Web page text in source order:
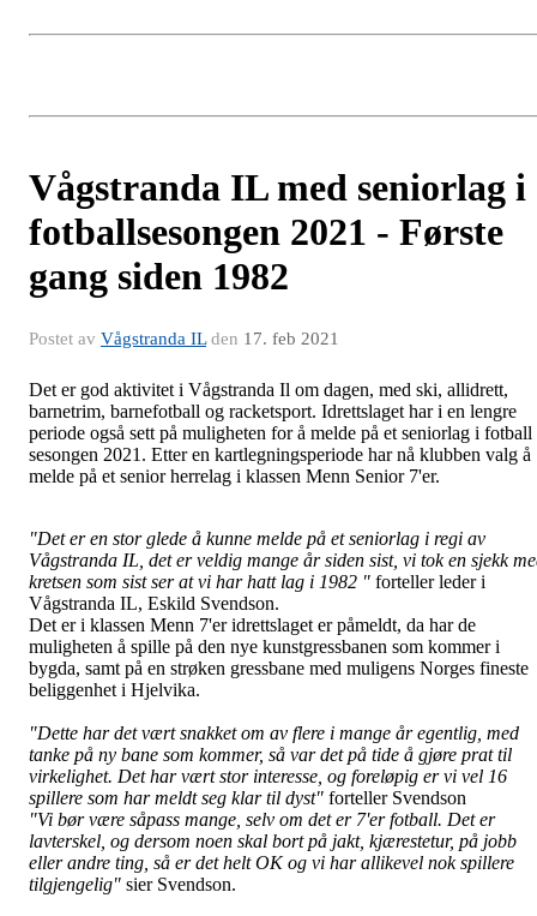
Vågstranda IL med seniorlag i
fotballsesongen 2021 - Første
gang siden 1982
Postet av Vågstranda ILden 17. feb 2021
Det er god aktivitet i Vågstranda Il om dagen, med ski, allidrett,
barnetrim, barnefotball og racketsport. Idrettslaget har i en lengre
periode også sett på muligheten for å melde på et seniorlag i fotball
sesongen 2021. Etter en kartlegningsperiode har nå klubben valg å
melde på et senior herrelag i klassen Menn Senior 7'er.
"Det er en stor glede å kunne melde på et seniorlag i regi av
Vågstranda IL, det er veldig mange år siden sist, vi tok en sjekk
kretsen som sist ser at vi har hatt lag i 1982 " forteller leder i
Vågstranda IL, Eskild Svendson.
Det er i klassen Menn 7'er idrettslaget er påmeldt, da har de
muligheten å spille på den nye kunstgressbanen som kommer i
bygda, samt på en strøken gressbane med muligens Norges fineste
beliggenhet i Hjelvika.
"Dette har det vært snakket om av flere i mange år egentlig, med
tanke på ny bane som kommer, så var det på tide å gjøre prat til
virkelighet. Det har vært stor interesse, og foreløpig er vi vel 16
spillere som har meldt seg klar til dyst" forteller Svendson
"Vi bør være såpass mange, selv om det er 7'er fotball. Det er
lavterskel, og dersom noen skal bort på jakt, kjærestetur, på jobb
eller andre ting, så er det helt OK og vi har allikevel nok spillere
tilgjengelig" sier Svendson.